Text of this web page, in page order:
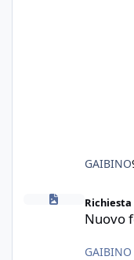
GAIBINO
Nuovo
GAIBINO